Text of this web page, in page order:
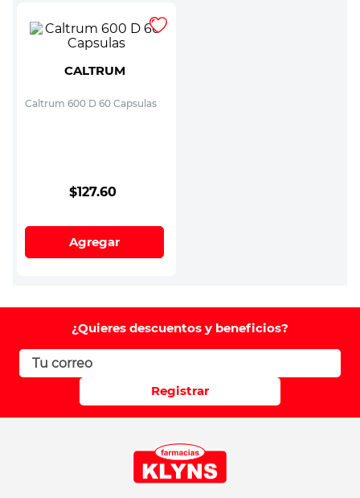
CALTRUM
Caltrum 600 D 60 Capsulas
$127.60
Agregar
¿Quieres descuentos y beneficios?
Registrar